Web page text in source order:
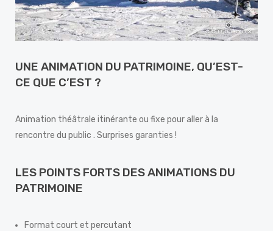
UNE ANIMATION DU PATRIMOINE, QU’EST-
CE QUE C’EST ?
Animation théâtrale itinérante ou fixe pour aller à la
rencontre du public . Surprises garanties !
LES POINTS FORTS DES ANIMATIONS DU
PATRIMOINE
Format court et percutant